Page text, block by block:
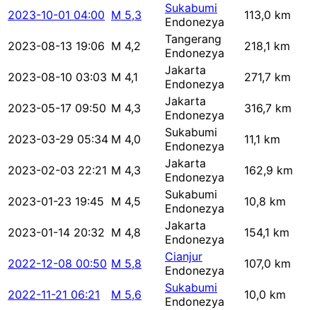
2023-10-01 04:00 M 5,3
Sukabumi
Endonezya
113,0 km
2023-08-13 19:06 M 4,2
Tangerang
Endonezya
218,1 km
2023-08-10 03:03 M 4,1
Jakarta
Endonezya
271,7 km
2023-05-17 09:50 M 4,3
Jakarta
Endonezya
316,7 km
2023-03-29 05:34 M 4,0
Sukabumi
Endonezya
11,1 km
2023-02-03 22:21 M 4,3
Jakarta
Endonezya
162,9 km
2023-01-23 19:45 M 4,5
Sukabumi
Endonezya
10,8 km
2023-01-14 20:32 M 4,8
Jakarta
Endonezya
154,1 km
2022-12-08 00:50 M 5,8
Cianjur
Endonezya
107,0 km
2022-11-21 06:21 M 5,6
Sukabumi
Endonezya
10,0 km